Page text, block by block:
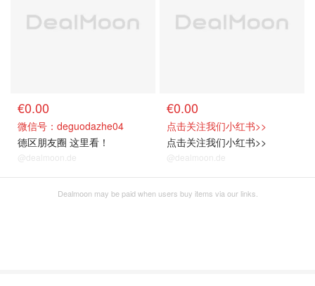
€0.00
微信号：deguodazhe04
德区朋友圈 这里看！
@dealmoon.de
€0.00
点击关注我们小红书>>
点击关注我们小红书>>
@dealmoon.de
Dealmoon may be paid when users buy items via our links.